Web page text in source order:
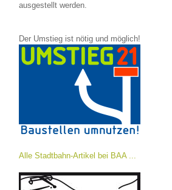
ausgestellt werden.
Der Umstieg ist nötig und möglich!
Alle Stadtbahn-Artikel bei BAA ...